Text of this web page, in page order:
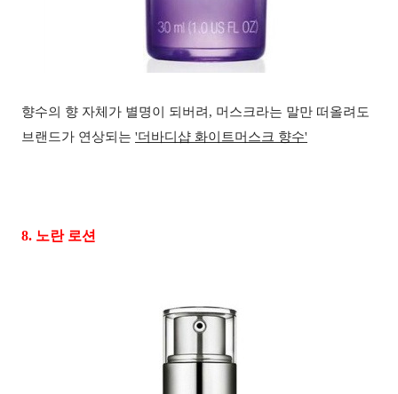
향수의 향 자체가 별명이 되버려 , 머스크라는 말만 떠올려도
브랜드가 연상되는 '더바디샵 화이트머스크 향수'
8. 노란 로션